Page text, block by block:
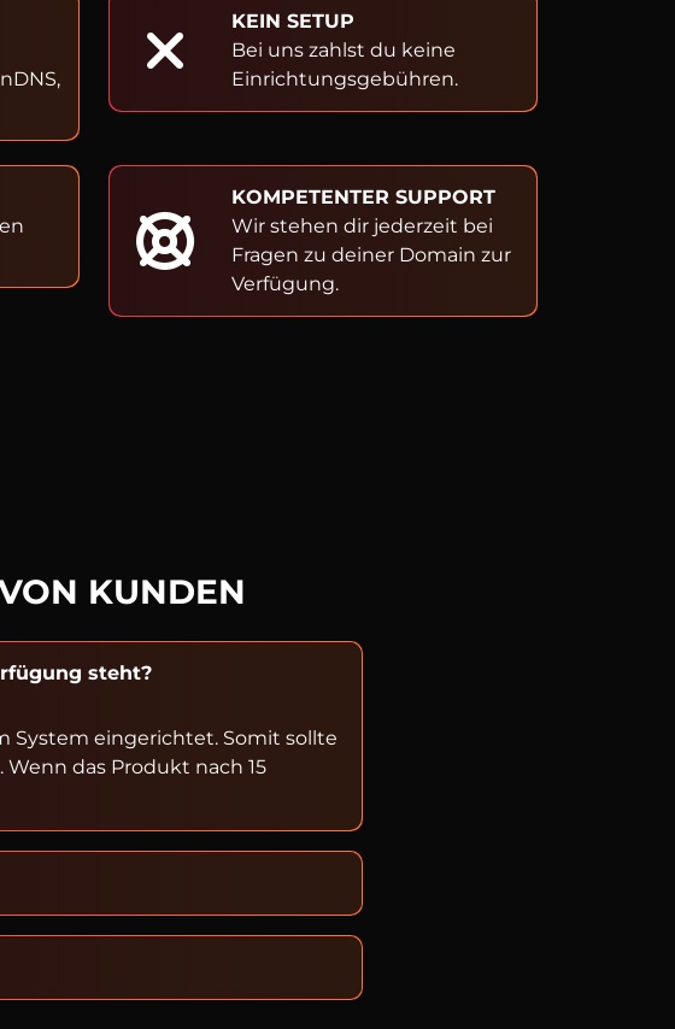
KEIN SETUP
Bei uns zahlst du keine
Einrichtungsgebühren.
KOMPETENTER SUPPORT
Wir stehen dir jederzeit bei
Fragen zu deiner Domain zur
Verfügung.
KUNDEN
steht?
System eingerichtet. Somit sollte
das Produkt nach 15